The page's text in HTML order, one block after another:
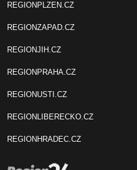
REGIONPLZEN.CZ
REGIONZAPAD.CZ
REGIONJIH.CZ
REGIONPRAHA.CZ
REGIONUSTI.CZ
REGIONLIBERECKO.CZ
REGIONHRADEC.CZ